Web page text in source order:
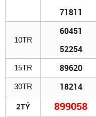
71811
10TR
60451
52254
15TR 89620
30TR 18214
2TỶ 899058